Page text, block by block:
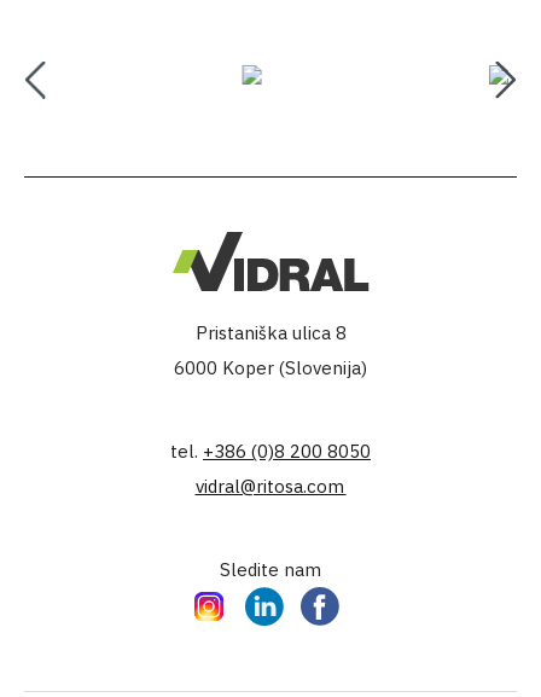
Pristaniška ulica 8
6000 Koper (Slovenija)
tel. +386 (0)8 200 8050
vidral@ritosa.com
Sledite nam
InstagramLinkedInFacebook